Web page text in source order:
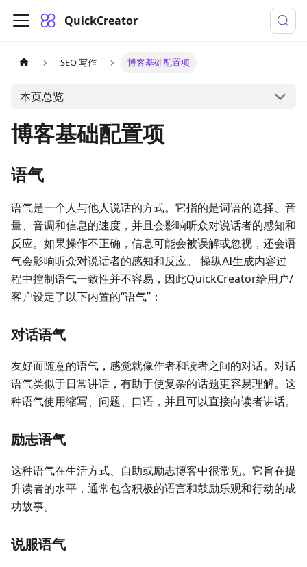
QuickCreator
SEO 写作 博客基础配置项
本页总览
博客基础配置项
语气
语气是一个人与他人说话的方式。它指的是词语的选择、音
量、音调和信息的速度，并且会影响听众对说话者的感知和
反应。如果操作不正确，信息可能会被误解或忽视，还会语
气会影响听众对说话者的感知和反应。 操纵AI生成内容过
程中控制语气一致性并不容易，因此QuickCreator给用户/
客户设定了以下内置的“语气”：
对话语气
友好而随意的语气，感觉就像作者和读者之间的对话。对话
语气类似于日常讲话，有助于使复杂的话题更容易理解。这
种语气使用缩写、问题、口语，并且可以直接向读者讲话。
励志语气
这种语气在生活方式、自助或励志博客中很常见。它旨在提
升读者的水平，通常包含积极的语言和鼓励乐观和行动的成
功故事。
说服语气